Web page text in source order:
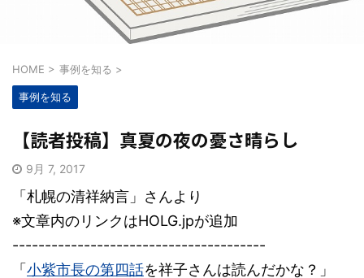
HOME > 事例を知る >
事例を知る
【読者投稿】真夏の夜の憂さ晴らし
9月 7, 2017
「札幌の清祥納言」さんより
※文章内のリンクはHOLG.jpが追加
---------------------------------------
「 小紫市長の第四話を祥子さんは読んだかな？」